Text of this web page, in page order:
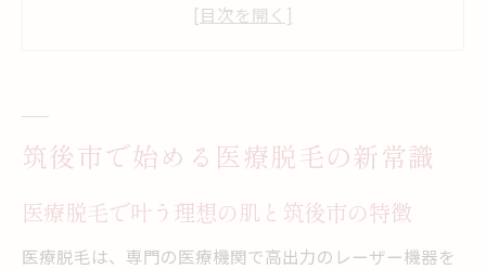
脱毛初心者が知るべき医療脱毛の基本知識
法
脱毛効果と施術回数の目安を徹底解説
筑後市で始める医療脱毛の新常識
医療脱毛で叶う理想の肌と筑後市の特徴
医療脱毛は、専門の医療機関で高出力のレーザー機器を